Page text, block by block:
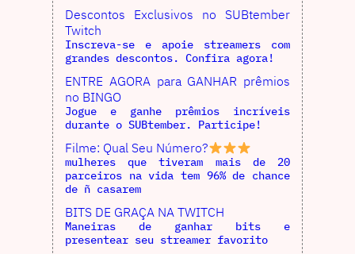
Descontos Exclusivos no SUBtember
Twitch
Inscreva-se e apoie streamers com
grandes descontos. Confira agora!
ENTRE AGORA para GANHAR prêmios
no BINGO
Jogue e ganhe prêmios incríveis
durante o SUBtember. Participe!
Filme: Qual Seu Número?
mulheres que tiveram mais de 20
parceiros na vida tem 96% de chance
de ñ casarem
BITS DE GRAÇA NA TWITCH
Maneiras de ganhar bits e
presentear seu streamer favorito